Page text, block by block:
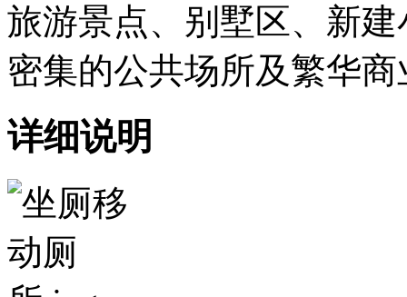
旅游景点、别墅区、新
密集的公共场所及繁华
详细说明